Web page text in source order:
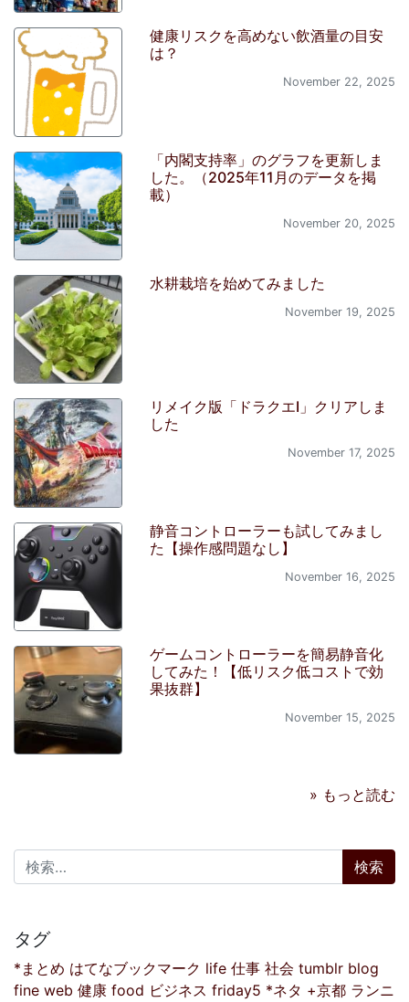
健康リスクを高めない飲酒量の目安
は？
November 22, 2025
「内閣支持率」のグラフを更新しま
した。（2025年11月のデータを掲
載）
November 20, 2025
水耕栽培を始めてみました
November 19, 2025
リメイク版「ドラクエI」クリアしま
した
November 17, 2025
静音コントローラーも試してみまし
た【操作感問題なし】
November 16, 2025
ゲームコントローラーを簡易静音化
してみた！【低リスク低コストで効
果抜群】
November 15, 2025
» もっと読む
検索:
タグ
*まとめ はてなブックマーク life 仕事 社会 tumblr blog
fine web 健康 food ビジネス friday5 *ネタ +京都 ランニ